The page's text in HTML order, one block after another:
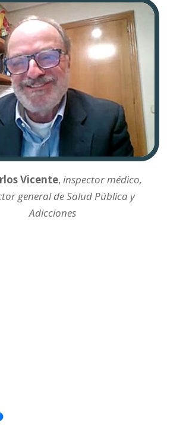
Vicente,inspector médico,
general de Salud Pública y
Adicciones